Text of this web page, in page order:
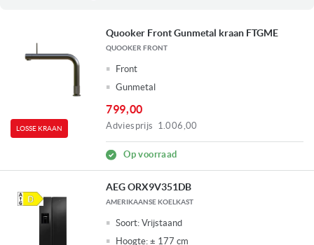
LOSSE KRAAN
Quooker Front Gunmetal kraan FTGME
QUOOKER FRONT
Front
Gunmetal
799,00
Adviesprijs 1.006,00
Op voorraad
AEG ORX9V351DB
AMERIKAANSE KOELKAST
Soort: Vrijstaand
Hoogte: ± 177 cm